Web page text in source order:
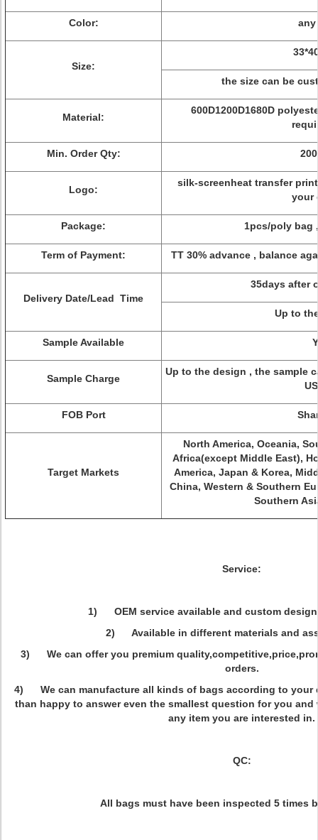
Color:
Size:
the size can be
Material:
600D1200D1680D
Min. Order Qty:
Logo:
silk-screenheat transfer
your
Package: 1pcs/poly bag
Term of Payment: TT 30% advance , balance
Delivery Date/Lead Time
35days after
Up to
Sample Available
Sample Charge
Up to the design , the sample
FOB Port
Target Markets
North America, Oceania,
Africa(except Middle East),
America, Japan & Korea,
China, Western & Southern
Southern
Service:
1) OEM service available and custom
2) Available in different materials and
3) We can offer you premium
orders.
4) We can manufacture all kinds of bags according to your
than happy to answer even the smallest question for you
any item you are interested in.
QC:
All bags must have been inspected 5 times